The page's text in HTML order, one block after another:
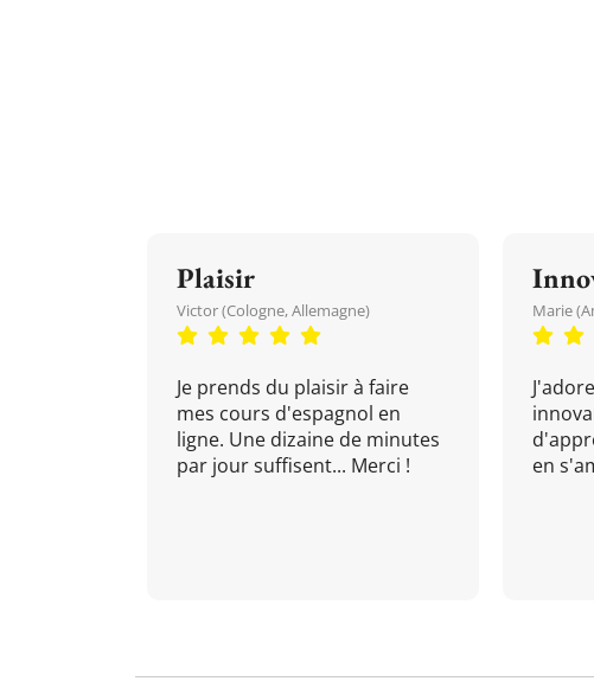
Plaisir
Victor (Cologne, Allemagne)
Je prends du plaisir à faire
mes cours d'espagnol en
ligne. Une dizaine de minutes
par jour suffisent... Merci !
Marie
en